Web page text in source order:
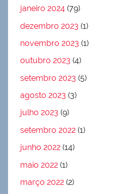
janeiro 2024 (79)
dezembro 2023 (1)
novembro 2023 (1)
outubro 2023 (4)
setembro 2023 (5)
agosto 2023 (3)
julho 2023 (9)
setembro 2022 (1)
junho 2022 (14)
maio 2022 (1)
março 2022 (2)